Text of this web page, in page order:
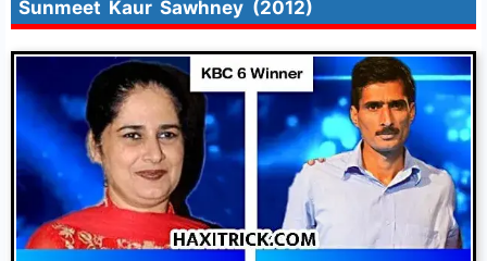
Sunmeet Kaur Sawhney (2012)